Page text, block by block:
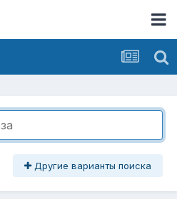
Другие варианты поиска